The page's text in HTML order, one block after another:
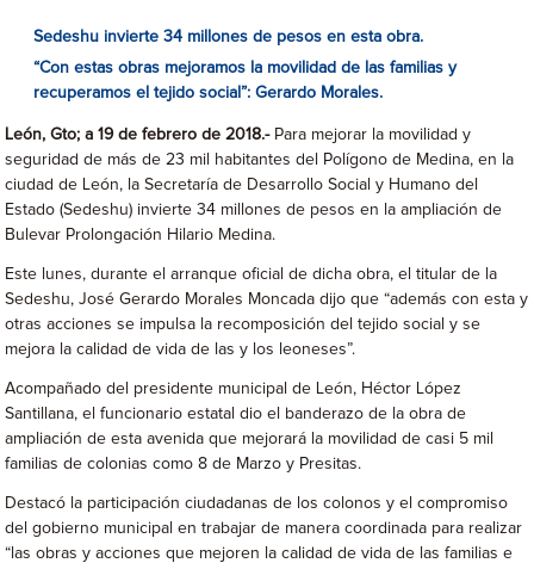
Sedeshu invierte 34 millones de pesos en esta obra.
“Con estas obras mejoramos la movilidad de las familias y
recuperamos el tejido social”: Gerardo Morales.
León, Gto; a 19 de febrero de 2018.- Para mejorar la movilidad y
seguridad de más de 23 mil habitantes del Polígono de Medina, en la
ciudad de León, la Secretaría de Desarrollo Social y Humano del
Estado (Sedeshu) invierte 34 millones de pesos en la ampliación de
Bulevar Prolongación Hilario Medina.
Este lunes, durante el arranque oficial de dicha obra, el titular de la
Sedeshu, José Gerardo Morales Moncada dijo que “además con esta y
otras acciones se impulsa la recomposición del tejido social y se
mejora la calidad de vida de las y los leoneses”.
Acompañado del presidente municipal de León, Héctor López
Santillana, el funcionario estatal dio el banderazo de la obra de
ampliación de esta avenida que mejorará la movilidad de casi 5 mil
familias de colonias como 8 de Marzo y Presitas.
Destacó la participación ciudadanas de los colonos y el compromiso
del gobierno municipal en trabajar de manera coordinada para realizar
“las obras y acciones que mejoren la calidad de vida de las familias e